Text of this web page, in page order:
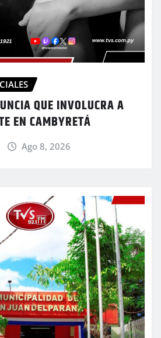
QUE INVOLUCRA A
EN CAMBYRETÁ
Ago 8, 2026